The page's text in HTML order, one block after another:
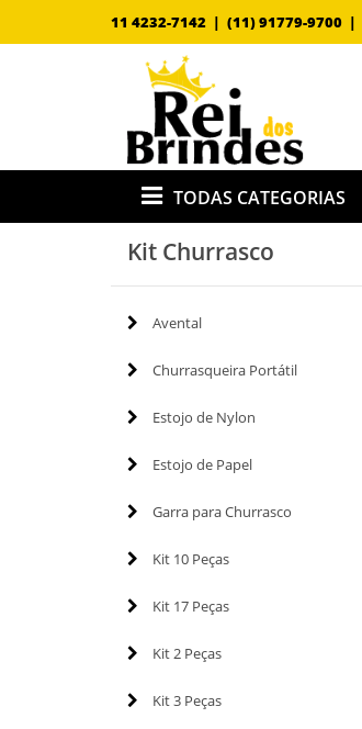
11 4232-7142 | (11) 91779-9700 |
TODAS CATEGORIAS
Kit Churrasco
Avental
Churrasqueira Portátil
Estojo de Nylon
Estojo de Papel
Garra para Churrasco
Kit 10 Peças
Kit 17 Peças
Kit 2 Peças
Kit 3 Peças